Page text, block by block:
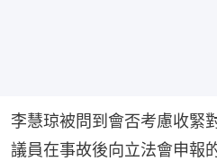
李慧琼被問到會否考慮收緊
議員在事故後向立法會申報